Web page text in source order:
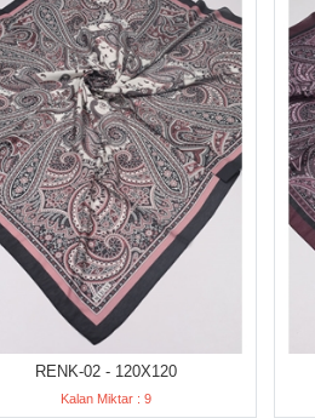
RENK-02 - 120X120
Kalan Miktar : 9